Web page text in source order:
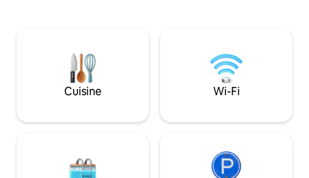
accueillantes. La solution idéale pour les
familles et les groupes à la recherche de
détente, de confort et d'un
emplacement parfait à proximité des
Franciacorta À
de linate À 30
al serio À 20
minutes du lac
Cuisine Wi-Fi